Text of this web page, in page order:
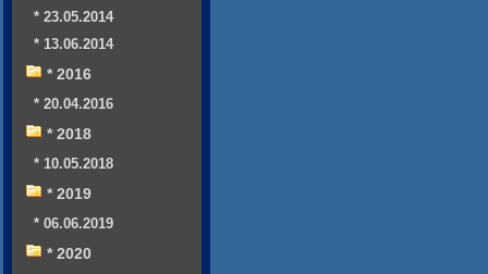
* 23.05.2014
* 13.06.2014
* 2016
* 20.04.2016
* 2018
* 10.05.2018
* 2019
* 06.06.2019
* 2020